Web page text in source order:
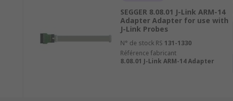
SEGGER 8.08.01 J-Link ARM-14
Adapter Adapter for use with
J-Link Probes
N° de stock RS 131-1330
Référence fabricant
8.08.01 J-Link ARM-14 Adapter